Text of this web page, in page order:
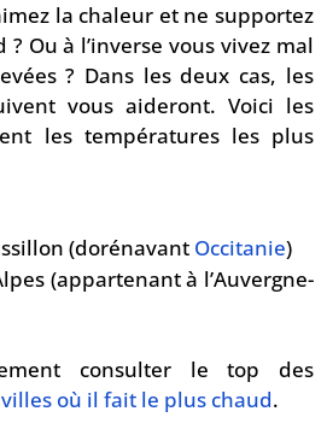
la chaleur et ne supportez
Ou à l’inverse vous vivez mal
? Dans les deux cas, les
vous aideront. Voici les
les températures les plus
(dorénavant Occitanie)
(appartenant à l’Auvergne-
consulter le top des
où il fait le plus chaud.